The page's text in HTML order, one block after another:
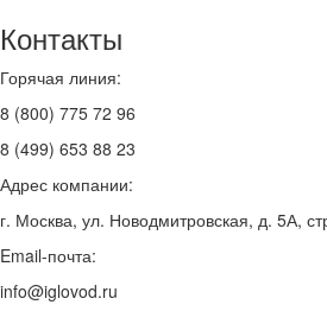
Контакты
Горячая линия:
8 (800) 775 72 96
8 (499) 653 88 23
Адрес компании:
г. Москва, ул. Новодмитровская, д. 5А,
Email-почта:
info@iglovod.ru